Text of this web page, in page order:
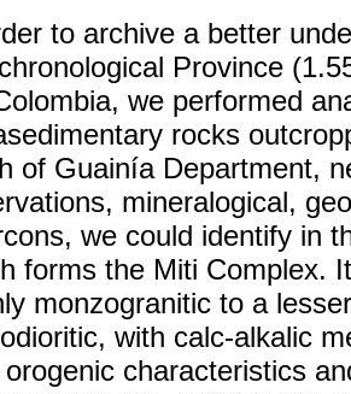
to archive a better
Province
we performed
rocks
of Guainía Department,
mineralogical,
we could identify in
forms the Miti Complex.
monzogranitic to a
with calc-alkalic
characteristics